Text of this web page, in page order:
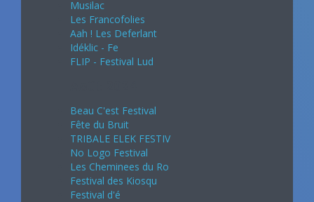
Musilac
Les Francofolies
Aah ! Les Deferlant
Idéklic - Fe
FLIP - Festival Lud
Beau C'est Festival
Fête du Bruit
TRIBALE ELEK FESTIV
No Logo Festival
Les Cheminees du Ro
Festival des Kiosqu
Festival d'é